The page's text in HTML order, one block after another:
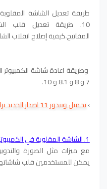
10.
طريقة تعديل قلب
المفاتيح.كيفية إصلاح انقلاب
7 و 8 و 8.1 و 10.
›تحميل ويندوز 11 اصدار الجديد برابط مباشر
1. الشاشة المقلوبة في الكمبيوتر رأسا على عقب
مع ميزات مثل الصورة
يمكن للمستخدمين قلب